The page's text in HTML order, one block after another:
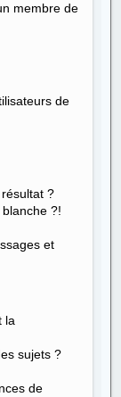
membre de
de
?
?!
et
la
sujets ?
de